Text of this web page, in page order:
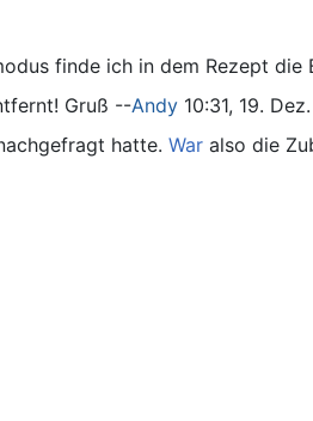
finde ich in dem Rezept
Gruß --Andy 10:31, 19.
hatte. Waralso die